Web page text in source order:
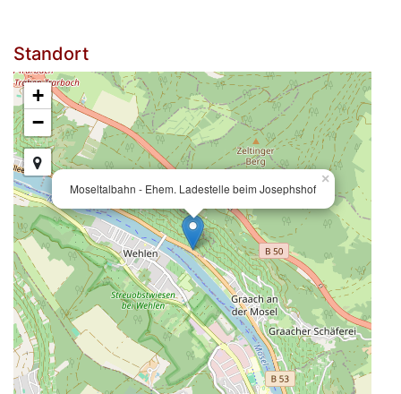
Standort
Moseltalbahn - Ehem. Ladestelle beim Josephshof
×
+
−